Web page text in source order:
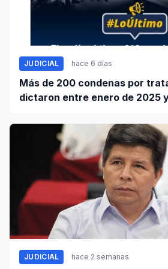
JUDICIAL hace 6 días
Más de 200 condenas por
dictaron entre enero de 2025
JUDICIAL hace 2 semanas